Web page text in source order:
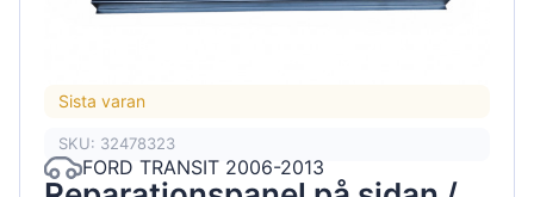
Sista varan
SKU: 32478323
FORD TRANSIT 2006-2013